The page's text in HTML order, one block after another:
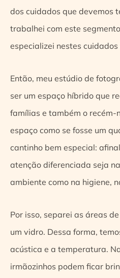
dos cuidados que devemos
trabalhei com este
especializei nestes
Então, meu estúdio de
ser um espaço híbrido que
famílias e também o recém-
espaço como se fosse um
cantinho bem especial:
atenção diferenciada seja
ambiente como na higiene,
Por isso, separei as áreas
um vidro. Dessa forma,
acústica e a temperatura.
irmãozinhos podem ficar